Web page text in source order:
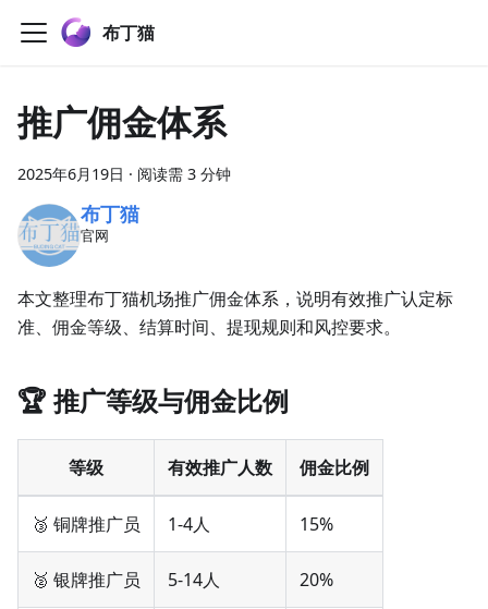
布丁猫
推广佣金体系
2025年6月19日 · 阅读需 3 分钟
布丁猫
官网
本文整理布丁猫机场推广佣金体系，说明有效推广认定标
准、佣金等级、结算时间、提现规则和风控要求。
🏆 推广等级与佣金比例
等级 有效推广人数 佣金比例
🥉 铜牌推广员 1-4人 15%
🥈 银牌推广员 5-14人 20%